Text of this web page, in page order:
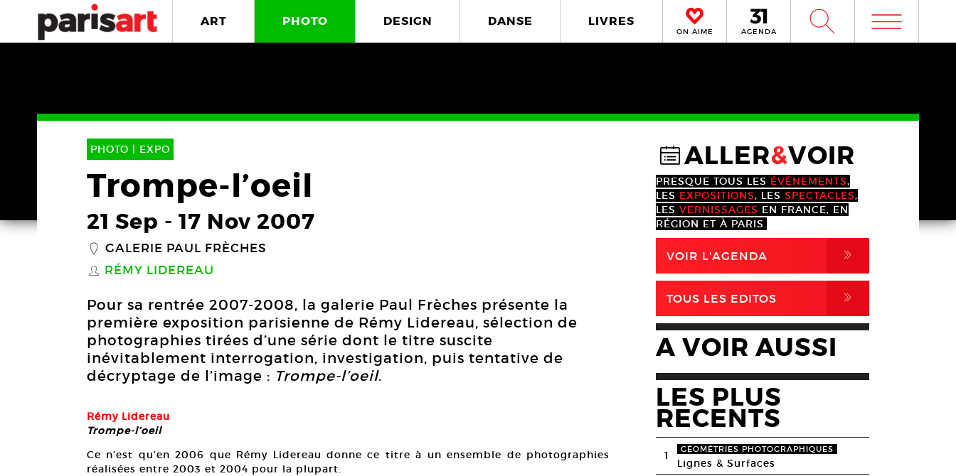
ART PHOTO DESIGN DANSE LIVRES
ON AIME AGENDA W m
PHOTO | EXPO
Trompe-l’oeil
21 Sep - 17 Nov 2007
_ GALERIE PAUL FRÈCHES
S RÉMY LIDEREAU
Pour sa rentrée 2007-2008, la galerie Paul Frèches présente la
première exposition parisienne de Rémy Lidereau, sélection de
photographies tirées d’une série dont le titre suscite
inévitablement interrogation, investigation, puis tentative de
décryptage de l’image : Trompe-l’oeil.
Rémy Lidereau
Trompe-l’oeil
Ce n’est qu’en 2006 que Rémy Lidereau donne ce titre à un ensemble de photographies
réalisées entre 2003 et 2004 pour la plupart.
@ALLER&VOIR
PRESQUE TOUS LES ÉVÈNEMENTS,
LES EXPOSITIONS, LES SPECTACLES,
LES VERNISSAGES EN FRANCE, EN
RÉGION ET À PARIS.
VOIR L'AGENDA ,
TOUS LES EDITOS ,
A VOIR AUSSI
LES PLUS
RECENTS
1 GÉOMÉTRIES PHOTOGRAPHIQUES
Lignes & Surfaces